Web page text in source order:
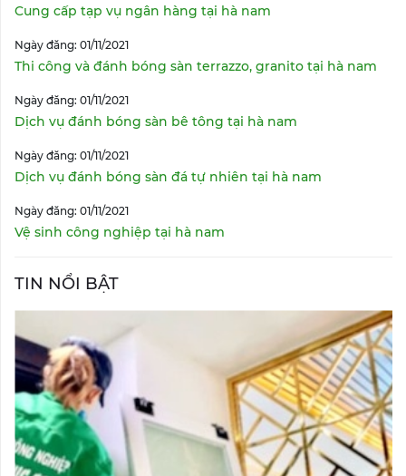
Cung cấp tạp vụ ngân hàng tại hà nam
Ngày đăng: 01/11/2021
Thi công và đánh bóng sàn terrazzo, granito tại hà nam
Ngày đăng: 01/11/2021
Dịch vụ đánh bóng sàn bê tông tại hà nam
Ngày đăng: 01/11/2021
Dịch vụ đánh bóng sàn đá tự nhiên tại hà nam
Ngày đăng: 01/11/2021
Vệ sinh công nghiệp tại hà nam
TIN NỔI BẬT